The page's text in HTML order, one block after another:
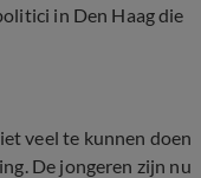
in Den Haag die
veel te kunnen doen
De jongeren zijn nu